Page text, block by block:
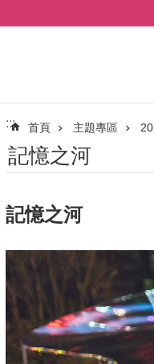
::: 首頁 主題專區
記憶之河
記憶之河